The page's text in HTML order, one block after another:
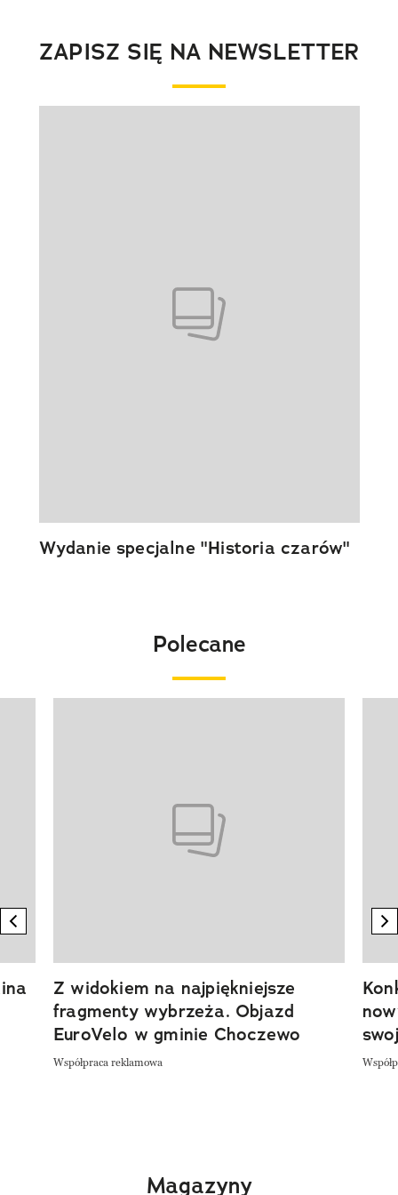
ZAPISZ SIĘ NA NEWSLETTER
Wydanie specjalne "Historia czarów"
Polecane
previous element
Z widokiem na najpiękniejsze
fragmenty wybrzeża. Objazd
EuroVelo w gminie Choczewo
Współpraca reklamowa
Magazyny